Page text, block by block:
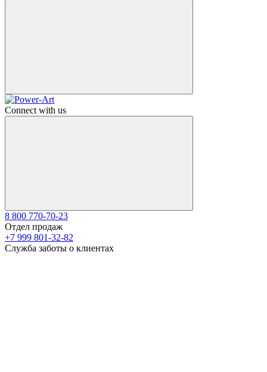
Connect with us
8 800 770-70-23
Отдел продаж
+7 999 801-32-82
Служба заботы о клиентах